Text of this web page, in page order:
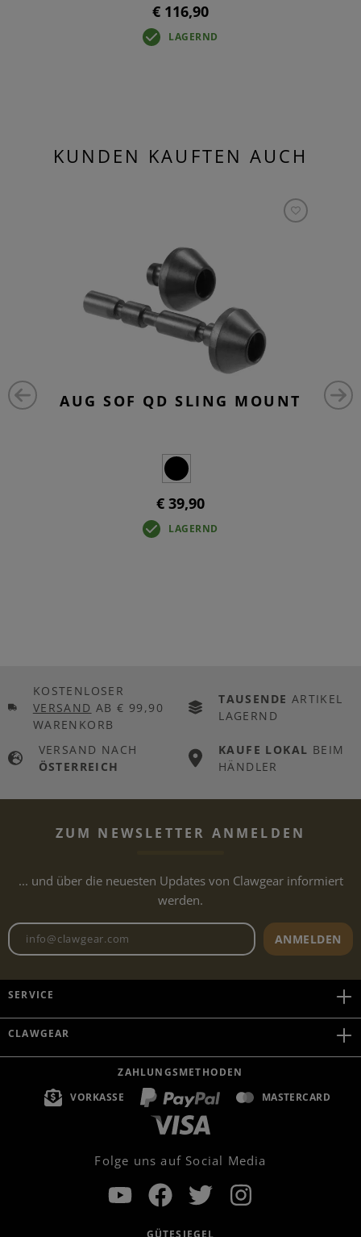
€ 116,90
LAGERND
KUNDEN KAUFTEN AUCH
AUG SOF QD SLING MOUNT
€ 39,90
LAGERND
KOSTENLOSER
VERSAND AB € 99,90
WARENKORB
TAUSENDE ARTIKEL
LAGERND
VERSAND NACH
ÖSTERREICH
KAUFE LOKAL BEIM
HÄNDLER
ZUM NEWSLETTER ANMELDEN
... und über die neuesten Updates von Clawgear informiert
werden.
Newsletter E-Mail-Adresse
ANMELDEN
SERVICE
CLAWGEAR
ZAHLUNGSMETHODEN
VORKASSE
MASTERCARD
Folge uns auf Social Media
GÜTESIEGEL